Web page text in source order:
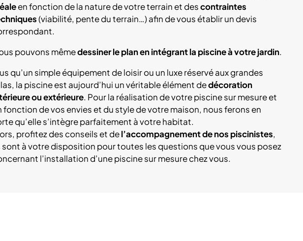
en fonction de la nature de votre terrain et descontraintes
(viabilité, pente du terrain…) afin de vous établir un devis
pouvons mêmedessiner le plan en intégrant la piscine à votre jardin.
qu’un simple équipement de loisir ou un luxe réservé aux grandes
la piscine est aujourd’hui un véritable élément dedécoration
ou extérieure. Pour la réalisation de votre piscine sur mesure et
fonction de vos envies et du style de votre maison, nous ferons en
qu’elle s’intègre parfaitement à votre habitat.
profitez des conseils et del’accompagnement de nos piscinistes,
sont à votre disposition pour toutes les questions que vous vous posez
l’installation d’une piscine sur mesure chez vous.